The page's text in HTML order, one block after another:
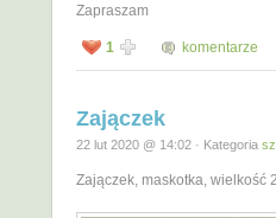
Zapraszam
1 komentarze
Zajączek
22 lut 2020 @ 14:02 · Kategoria
Zajączek, maskotka, wielkość